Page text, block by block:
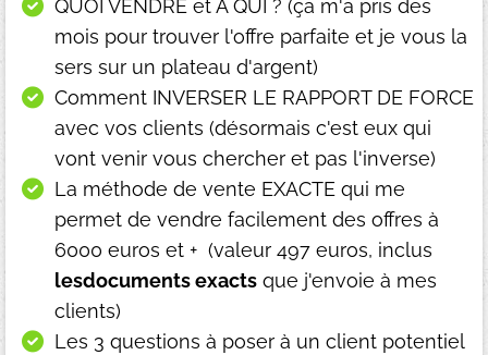
QUOI VENDRE et A QUI ? (ça m'a pris des
mois pour trouver l'offre parfaite et je vous la
sers sur un plateau d'argent)
Comment INVERSER LE RAPPORT DE FORCE
avec vos clients (désormais c'est eux qui
vont venir vous chercher et pas l'inverse)
La méthode de vente EXACTE qui me
permet de vendre facilement des offres à
6000 euros et + (valeur 497 euros, inclus
lesdocuments exacts que j'envoie à mes
clients)
Les 3 questions à poser à un client potentiel